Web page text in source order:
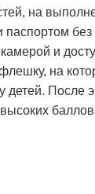
на
и
на
После